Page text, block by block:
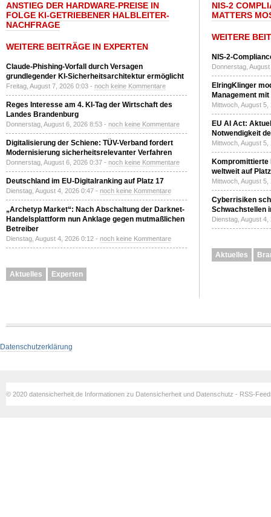
ANSTIEG DER HARDWARE-PREISE IN
FOLGE KI-GETRIEBENER HALBLEITER-
NACHFRAGE
WEITERE BEITRÄGE IN EXPERTEN
Claude-Phishing-Vorfall durch Versagen
grundlegender KI-Sicherheitsarchitektur ermöglicht
Freitag, August 7, 2026 0:03 - noch keine Kommentare
Reges Interesse am 4. KI-Tag der Wirtschaft des
Landes Brandenburg
Donnerstag, August 6, 2026 8:53 - noch keine Kommentare
Digitalisierung der Schiene: TÜV-Verband fordert
Modernisierung sicherheitsrelevanter Verfahren
Donnerstag, August 6, 2026 0:37 - noch keine Kommentare
Deutschland im EU-Digitalranking auf Platz 17
Dienstag, August 4, 2026 0:47 - noch keine Kommentare
„Archetyp Market“: Nach Abschaltung der Darknet-
Handelsplattform nun Anklage gegen mutmaßlichen
Betreiber
Dienstag, August 4, 2026 0:12 - noch keine Kommentare
Aktuelles Experten
NIS-2
MATTERS
WEITERE
NIS-2-
Donnerstag,
ElringKlinger
Management
Mittwoch, August
EU AI Act:
Notwendigkeit
Mittwoch, August
Kompromittierte
weltweit auf
Mittwoch, August
Cyberrisiken
Schwachstellen
Dienstag, August
Aktuelles
Datenschutzerklärung
© 2020 datensicherheit.de Informationen zu Datensicherheit und Datenschutz - RSS-